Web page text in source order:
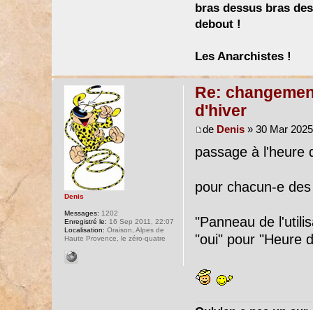
bras dessus bras
debout !
Les Anarchistes !
Re:
d'hiver
de Denis» 30 Mar
passage à l'heure
pour chacun-e
"Panneau de
"oui" pour "Heure
Denis
Messages: 1202
Enregistré le: 16 Sep 2011, 22:07
Localisation: Oraison, Alpes de
Haute Provence, le zéro-quatre